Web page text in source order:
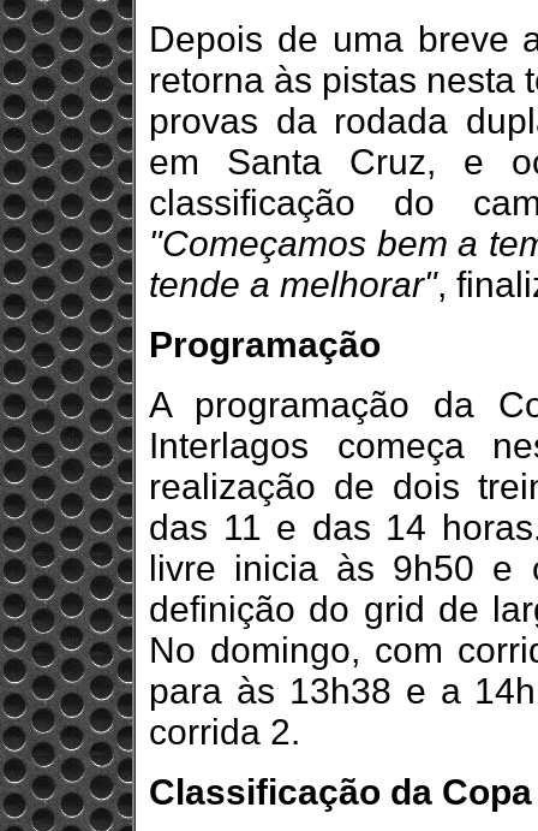
Depois de uma breve
retorna às pistas nesta
provas da rodada
em Santa Cruz, e
classificação do
"Começamos bem a
tende a melhorar",
Programação
A programação da
Interlagos começa
realização de dois
das 11 e das 14
livre inicia às 9h50 e
definição do grid de
No domingo, com
para às 13h38 e a
corrida 2.
Classificação da